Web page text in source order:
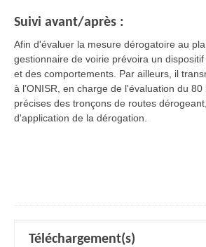
Suivi avant/après :
Afin d'évaluer la mesure dérogatoire au
gestionnaire de voirie prévoira un
et des comportements. Par ailleurs, il
à l'ONISR, en charge de l'évaluation du
précises des tronçons de routes
d'application de la dérogation.
Téléchargement(s)